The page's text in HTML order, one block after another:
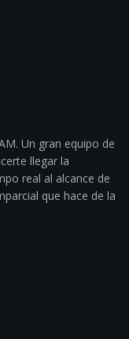
Un gran equipo de
llegar la
real al alcance de
que hace de la